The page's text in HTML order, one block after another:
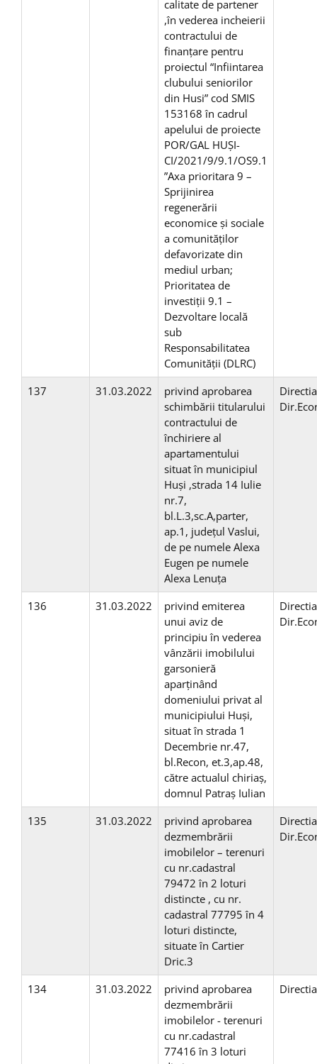
calitate de partener
,în vederea incheierii
contractului de
finanțare pentru
proiectul “Infiintarea
clubului seniorilor
din Husi” cod SMIS
153168 în cadrul
apelului de proiecte
POR/GAL HUȘI-
CI/2021/9/9.1/OS9.1
”Axa prioritara 9 –
Sprijinirea
regenerării
economice și sociale
a comunităților
defavorizate din
mediul urban;
Prioritatea de
investiții 9.1 –
Dezvoltare locală
sub
Responsabilitatea
Comunității (DLRC)
137 31.03.2022
privind aprobarea
schimbării titularului
contractului de
închiriere al
apartamentului
situat în municipiul
Huși ,strada 14 Iulie
nr.7,
bl.L.3,sc.A,parter,
ap.1, județul Vaslui,
de pe numele Alexa
Eugen pe numele
Alexa Lenuța
136 31.03.2022
privind emiterea
unui aviz de
principiu în vederea
vânzării imobilului
garsonieră
aparținând
domeniului privat al
municipiului Huși,
situat în strada 1
Decembrie nr.47,
bl.Recon, et.3,ap.48,
către actualul chiriaș,
domnul Patraș Iulian
135 31.03.2022
privind aprobarea
dezmembrării
imobilelor – terenuri
cu nr.cadastral
79472 în 2 loturi
distincte , cu nr.
cadastral 77795 în 4
loturi distincte,
situate în Cartier
Dric.3
134 31.03.2022
privind aprobarea
dezmembrării
imobilelor - terenuri
cu nr.cadastral
77416 în 3 loturi